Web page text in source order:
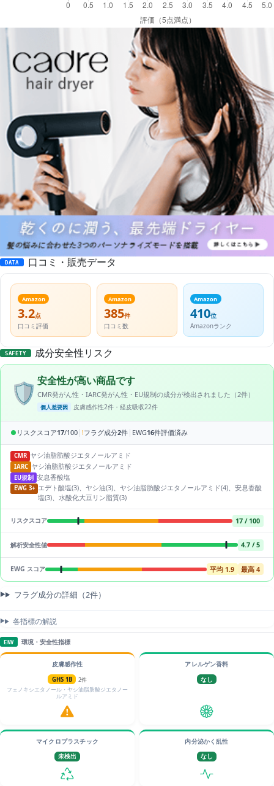
DATA 口コミ・販売データ
Amazon
3.2点
口コミ評価
Amazon
385件
口コミ数
Amazon
410位
Amazonランク
SAFETY 成分安全性リスク
🛡️安全性が高い商品です
CMR発がん性・IARC発がん性・EU規制の成分が検出されました（2件）
個人差要因 皮膚感作性2件・経皮吸収22件
● リスクスコア17/100 | !フラグ成分2件 | EWG16件評価済み
CMR ヤシ油脂肪酸ジエタノールアミド
IARC ヤシ油脂肪酸ジエタノールアミド
EU規制 安息香酸塩
EWG 3+ エデト酸塩(3)、ヤシ油(3)、ヤシ油脂肪酸ジエタノールアミド(4)、安息香酸
塩(3)、水酸化大豆リン脂質(3)
リスクスコア 17 / 100
解析安全性値 4.7 / 5
EWG スコア 平均 1.9 最高 4
フラグ成分の詳細（2件）
各指標の解説
ENV 環境・安全性指標
皮膚感作性
GHS 1B
2件
フェノキシエタノール・ヤシ油脂肪酸ジエタノー
ルアミド
アレルゲン香料
なし
マイクロプラスチック
未検出
内分泌かく乱性
なし